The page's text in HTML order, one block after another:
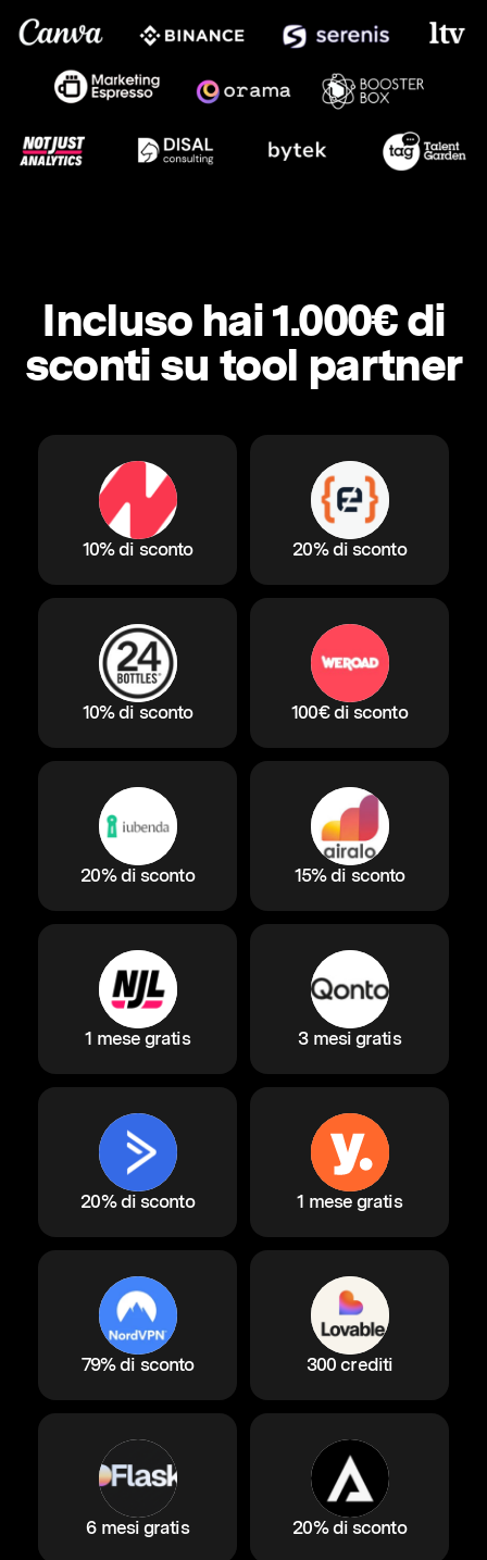
Incluso hai 1.000€ di
sconti su tool partner
10% di sconto 20% di sconto
10% di sconto 100€ di sconto
20% di sconto 15% di sconto
1 mese gratis 3 mesi gratis
20% di sconto 1 mese gratis
79% di sconto 300 crediti
6 mesi gratis 20% di sconto